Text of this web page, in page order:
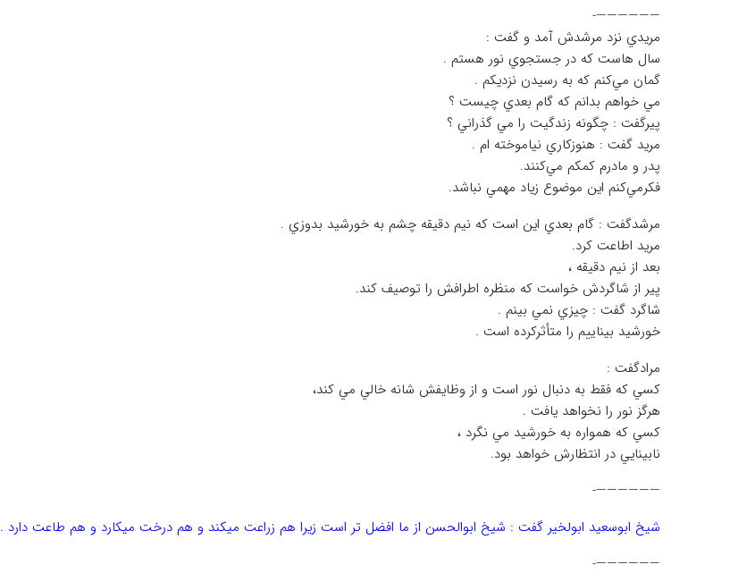
——————-
مريدي نزد مرشدش آمد و گفت :
سال هاست كه در جستجوي نور هستم .
گمان مي‌كنم كه به رسيدن نزديكم .
مي خواهم بدانم كه گام بعدي چيست ؟
پيرگفت : چگونه زندگيت را مي گذراني ؟
مريد گفت : هنوزكاري نياموخته ام .
پدر و مادرم كمكم مي‌كنند.
فكرمي‌كنم اين موضوع زياد مهمي نباشد.
مرشدگفت : گام بعدي اين است كه نيم دقيقه چشم به خورشيد بدوزي .
مريد اطاعت كرد.
بعد از نيم دقيقه ،
پير از شاگردش خواست كه منظره اطرافش را توصيف كند.
شاگرد گفت : چيزي نمي بينم .
خورشيد بيناييم را متأثركرده است .
مرادگفت :
كسي كه فقط به دنبال نور است و از وظايفش شانه خالي مي كند،
هرگز نور را نخواهد يافت .
كسي كه همواره به خورشيد مي نگرد ،
نابينايي در انتظارش خواهد بود.
——————-
شیخ ابوسعید ابولخیر گفت : شیخ ابوالحسن از ما افضل تر است زیرا هم زراعت میکند و هم درخت میکارد و هم طاعت دارد .
——————-